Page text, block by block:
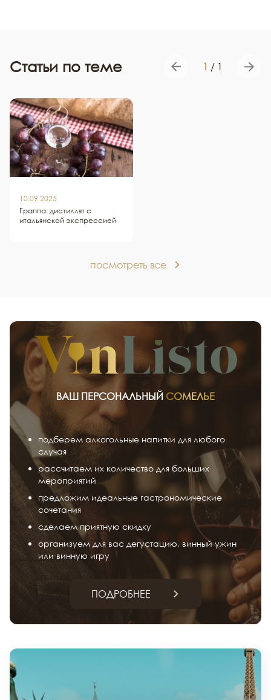
Статьи по теме 1 / 1
10.09.2025
Граппа: дистиллят с
итальянской экспрессией
посмотреть все
ВАШ ПЕРСОНАЛЬНЫЙ СОМЕЛЬЕ
подберем алкогольные напитки для любого
случая
рассчитаем их количество для больших
мероприятий
предложим идеальные гастрономические
сочетания
сделаем приятную скидку
организуем для вас дегустацию, винный ужин
или винную игру
ПОДРОБНЕЕ